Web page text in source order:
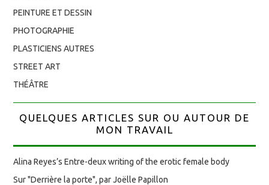
PEINTURE ET DESSIN
PHOTOGRAPHIE
PLASTICIENS AUTRES
STREET ART
THÉÂTRE
QUELQUES ARTICLES SUR OU AUTOUR DE
MON TRAVAIL
Alina Reyes’s Entre-deux writing of the erotic female body
Sur "Derrière la porte", par Joëlle Papillon